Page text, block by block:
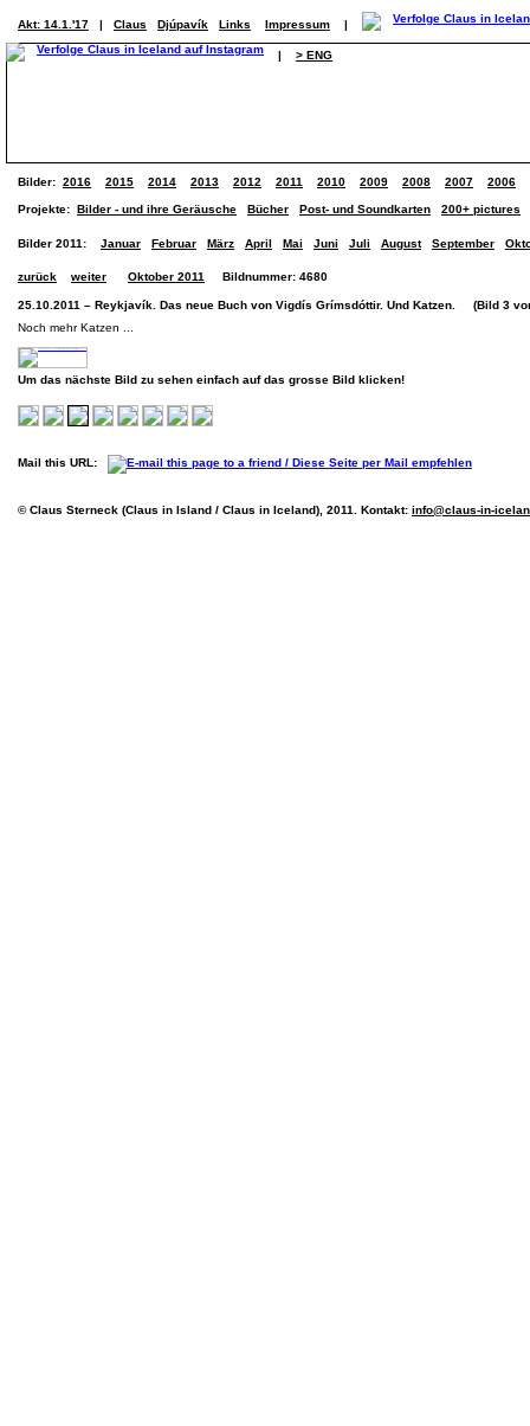
Akt: 14.1.'17 | Claus Djúpavík Links Impressum |
| > ENG
Bilder: 2016 2015 2014 2013 2012 2011 2010 2009 2008 2007 2006
Projekte: Bilder - und ihre Geräusche Bücher Post- und Soundkarten 200+ pictures
Bilder 2011: Januar Februar März April Mai Juni Juli August September
zurück weiter Oktober 2011 Bildnummer: 4680
25.10.2011 – Reykjavík. Das neue Buch von Vigdís Grímsdóttir. Und Katzen. (Bild 3
Noch mehr Katzen ...
Um das nächste Bild zu sehen einfach auf das grosse Bild klicken!
Mail this URL:
© Claus Sterneck (Claus in Island / Claus in Iceland), 2011. Kontakt: info@claus-in-